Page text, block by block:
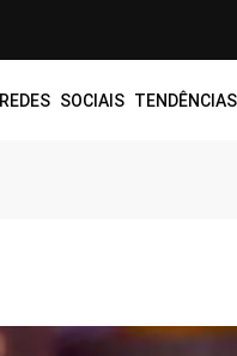
REDES SOCIAIS TENDÊNCIAS